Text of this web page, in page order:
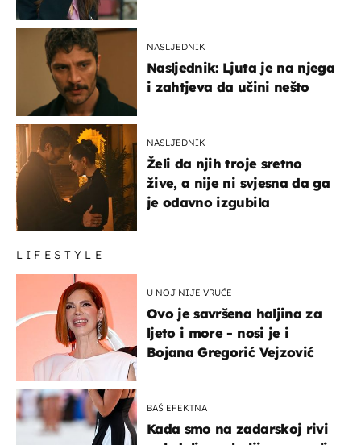
NASLJEDNIK
Nasljednik: Ljuta je na njega
i zahtjeva da učini nešto
NASLJEDNIK
Želi da njih troje sretno
žive, a nije ni svjesna da ga
je odavno izgubila
LIFESTYLE
U NOJ NIJE VRUĆE
Ovo je savršena haljina za
ljeto i more - nosi je i
Bojana Gregorić Vejzović
BAŠ EFEKTNA
Kada smo na zadarskoj rivi